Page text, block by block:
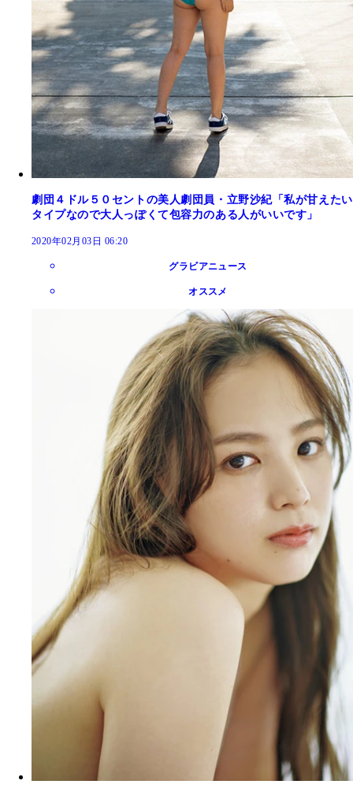
劇団４ドル５０セントの美人劇団員・立野沙紀「私が甘えたい
タイプなので大人っぽくて包容力のある人がいいです」
2020年02月03日 06:20
グラビアニュース
オススメ